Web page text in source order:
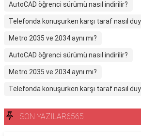
AutoCAD öğrenci sürümü nasıl indirilir?
Telefonda konuşurken karşı taraf nasıl
Metro 2035 ve 2034 aynı mı?
AutoCAD öğrenci sürümü nasıl indirilir?
Metro 2035 ve 2034 aynı mı?
Telefonda konuşurken karşı taraf nasıl
SON YAZILAR6565